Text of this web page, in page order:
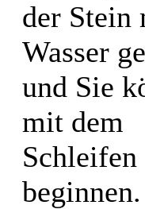
der Stein
Wasser
und Sie
mit dem
Schleifen
beginnen.